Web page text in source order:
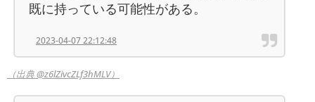
既に持っている可能性がある。
2023-04-07 22:12:48
（出典 @z6lZivcZLf3hMLV）